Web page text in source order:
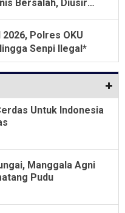
Bersalah, Diusir
Polres OKU
Senpi Ilegal*
Untuk Indonesia
Manggala Agni
Pudu